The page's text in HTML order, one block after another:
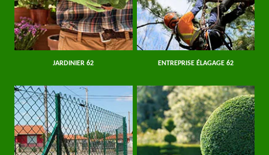
JARDINIER 62 ENTREPRISE ÉLAGAGE 62